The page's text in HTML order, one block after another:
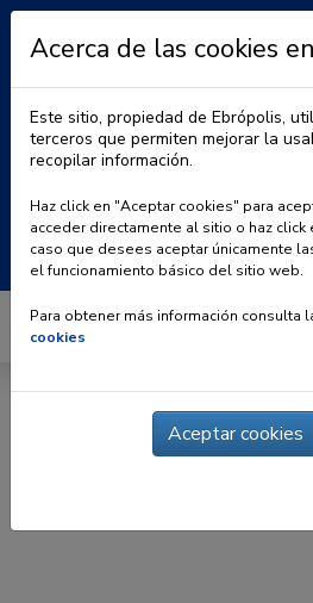
BLOG |
Inicio»Observatorio urbano»
mando Dimensiones| Cuadro de
Acerca de las cookies
Este sitio, propiedad de Ebrópolis,
terceros que permiten mejorar la
recopilar información.
Haz click en "Aceptar cookies" para
acceder directamente al sitio o haz click
caso que desees aceptar únicamente
el funcionamiento básico del sitio web.
Para obtener más información consulta
cookies
Aceptar cookies